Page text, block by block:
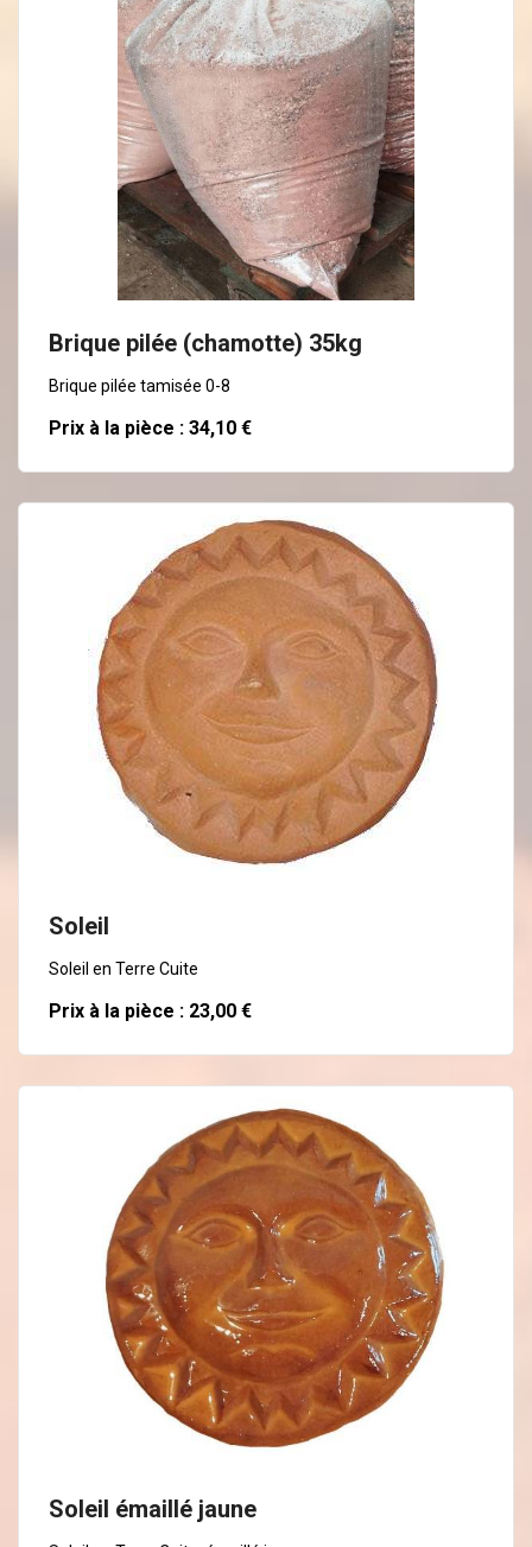
Brique pilée (chamotte) 35kg
Brique pilée tamisée 0-8
Prix à la pièce : 34,10 €
En savoir plus
Soleil
Soleil en Terre Cuite
Prix à la pièce : 23,00 €
En savoir plus
Soleil émaillé jaune
En savoir plus